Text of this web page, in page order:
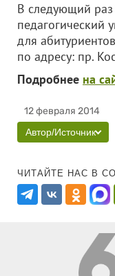
В следующий раз
педагогический
для
по адресу: пр.
Подробнее на
12 февраля 2014
Автор/Источник
ЧИТАЙТЕ НАС В